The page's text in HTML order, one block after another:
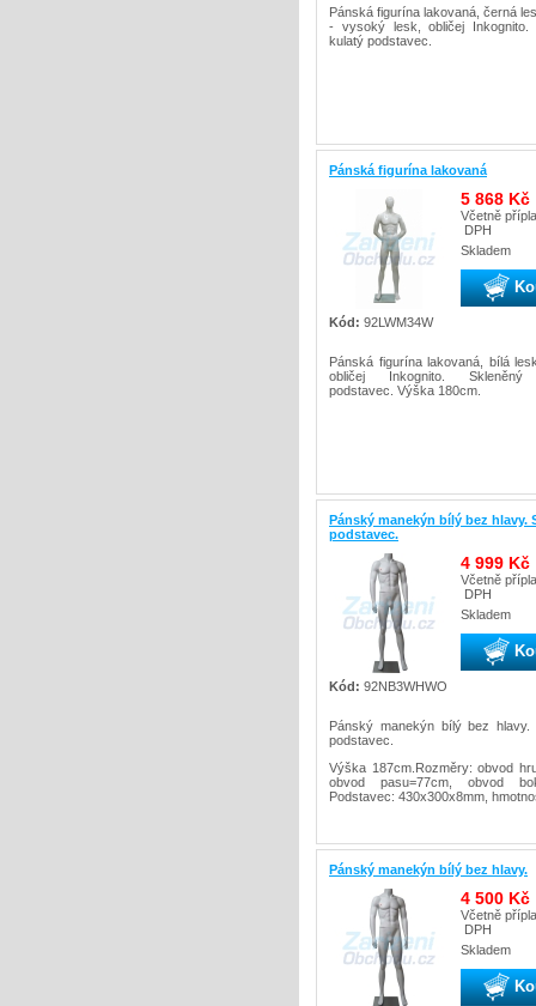
Pánská figurína lakovaná, černá
- vysoký lesk, obličej Inkognito.
kulatý podstavec.
Pánská figurína lakovaná
5 868 Kč
Včetně
DPH
Skladem
Kód: 92LWM34W
Pánská figurína lakovaná, bílá
obličej Inkognito. Skleněný
podstavec. Výška 180cm.
Pánský manekýn bílý bez hlavy.
podstavec.
4 999 Kč
Včetně
DPH
Skladem
Kód: 92NB3WHWO
Pánský manekýn bílý bez hlavy.
podstavec.
Výška 187cm.Rozměry: obvod
obvod pasu=77cm, obvod
Podstavec: 430x300x8mm,
Pánský manekýn bílý bez hlavy.
4 500 Kč
Včetně
DPH
Skladem